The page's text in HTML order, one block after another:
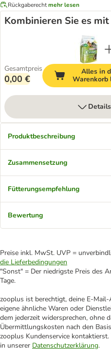
Rückgaberechtmehr lesen
Kombinieren Sie es mit
Gesamtpreis
0,00 €
Alles in
Warenkorb
Produktbeschreibung
Zusammensetzung
Fütterungsempfehlung
Bewertung
Preise inkl. MwSt. UVP =
die Lieferbedingungen
"Sonst" = Der niedrigste Preis des
Tage.
zooplus ist berechtigt, deine E-
eigene ähnliche Waren oder
dem jederzeit widersprechen, ohne
Übermittlungskosten nach den
zooplus Kundenservice
in unserer Datenschutzerklärung.